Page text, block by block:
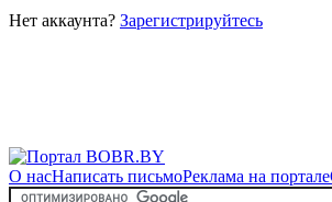
Нет аккаунта? Зарегистрируйтесь
О насНаписать письмоРеклама на портале